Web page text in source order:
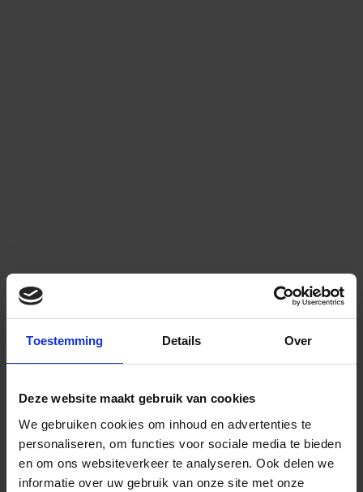
Toestemming Details Over
Deze website maakt gebruik van cookies
We gebruiken cookies om inhoud en advertenties te
personaliseren, om functies voor sociale media te bieden
en om ons websiteverkeer te analyseren. Ook delen we
informatie over uw gebruik van onze site met onze